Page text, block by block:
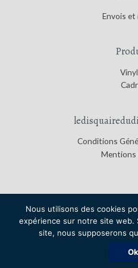
Envois
Conditions
Mentions
Copyright © 2026Le Disquaire
Nous utilisons des cookies
expérience sur notre site web.
site, nous supposerons
Ok